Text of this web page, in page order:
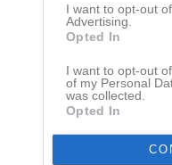
I want to opt-out
Advertising.
Opted In
I want to opt-out
of my Personal
was collected.
Opted In
in för att kommentera